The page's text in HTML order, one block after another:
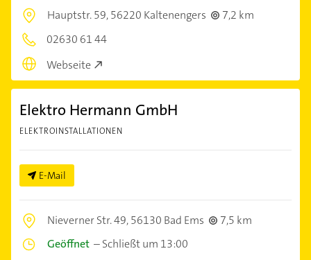
Hauptstr. 59,56220 Kaltenengers
7,2 km
02630 61 44
Webseite
Elektro Hermann GmbH
ELEKTROINSTALLATIONEN
E-Mail
Nieverner Str. 49,56130 Bad Ems
7,5 km
Geöffnet –Schließt um 13:00